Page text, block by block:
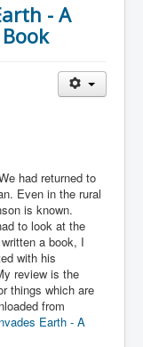
- A
had returned to
Even in the rural
is known.
to look at the
a book, I
with his
review is the
things which are
from
Earth - A